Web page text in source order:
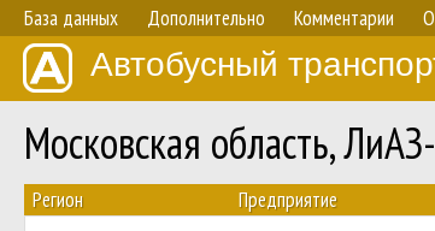
База данных Дополнительно Комментарии
Автобусный
Московская область,
Регион Предприятие